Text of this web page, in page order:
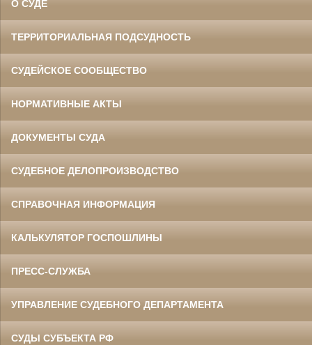
О СУДЕ
ТЕРРИТОРИАЛЬНАЯ ПОДСУДНОСТЬ
СУДЕЙСКОЕ СООБЩЕСТВО
НОРМАТИВНЫЕ АКТЫ
ДОКУМЕНТЫ СУДА
СУДЕБНОЕ ДЕЛОПРОИЗВОДСТВО
СПРАВОЧНАЯ ИНФОРМАЦИЯ
КАЛЬКУЛЯТОР ГОСПОШЛИНЫ
ПРЕСС-СЛУЖБА
УПРАВЛЕНИЕ СУДЕБНОГО ДЕПАРТАМЕНТА
СУДЫ СУБЪЕКТА РФ